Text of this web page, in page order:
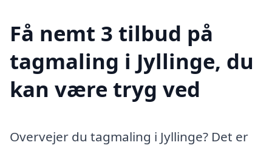
Få nemt 3 tilbud på
tagmaling i Jyllinge, du
kan være tryg ved
Overvejer du tagmaling i Jyllinge? Det er